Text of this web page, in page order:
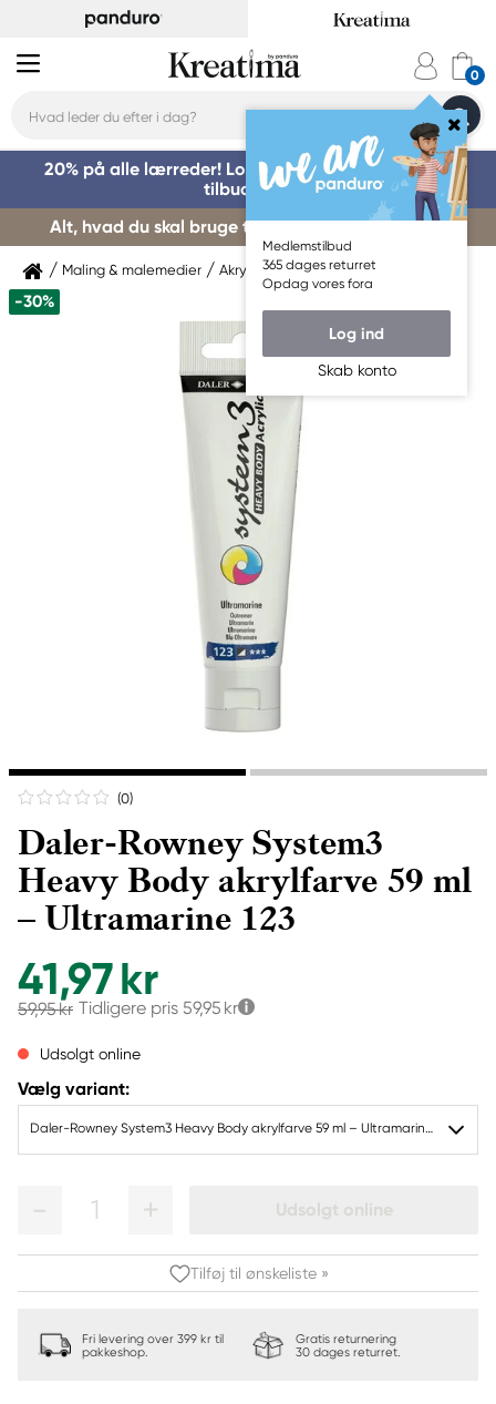
Medlemstilbud
365 dages returret
Opdag vores fora
Log ind
Skab konto
20% på alle lærreder! Log på for at benytte dig af
tilbuddet »
Alt, hvad du skal bruge til kursusstart – køb her »
Maling & malemedier Akrylmaling Daler-Rowney
-30%
(0)
Daler-Rowney System3
Heavy Body akrylfarve 59 ml
– Ultramarine 123
41,97 kr
59,95 kr Tidligere pris 59,95 kr
Udsolgt online
Vælg variant:
Daler-Rowney System3 Heavy Body akrylfarve 59 ml – Ultramarine 123
1 Udsolgt online
Tilføj til ønskeliste »
Fri levering over 399 kr til
pakkeshop.
Gratis returnering
30 dages returret.